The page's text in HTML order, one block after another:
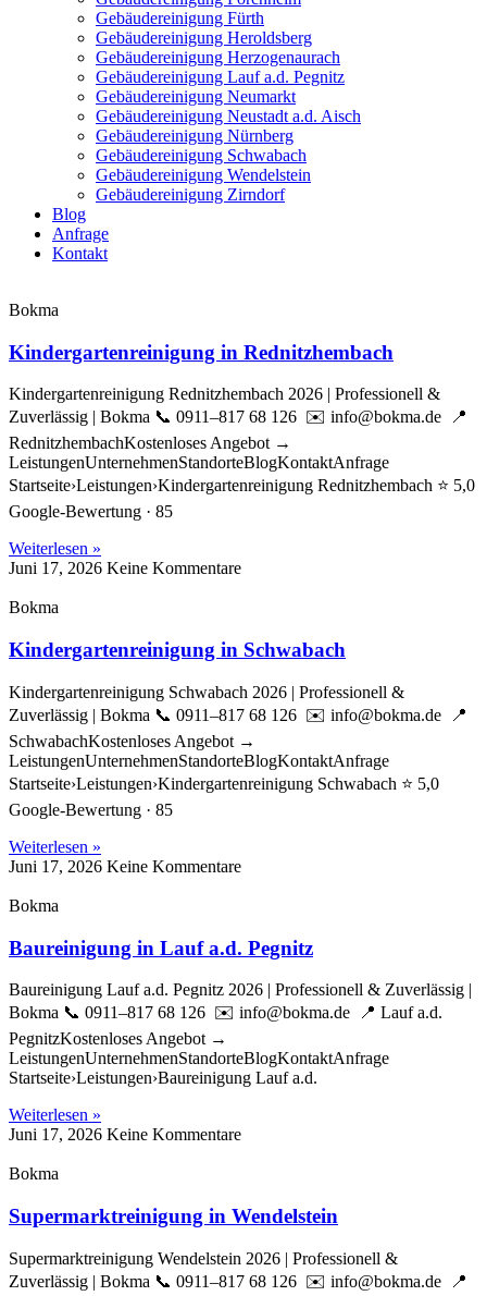
Gebäudereinigung Fürth
Gebäudereinigung Heroldsberg
Gebäudereinigung Herzogenaurach
Gebäudereinigung Lauf a.d. Pegnitz
Gebäudereinigung Neumarkt
Gebäudereinigung Neustadt a.d. Aisch
Gebäudereinigung Nürnberg
Gebäudereinigung Schwabach
Gebäudereinigung Wendelstein
Gebäudereinigung Zirndorf
Blog
Anfrage
Kontakt
Bokma
Kindergartenreinigung in Rednitzhembach
Kindergartenreinigung Rednitzhembach 2026 | Professionell &
Zuverlässig | Bokma 📞 0911–817 68 126 ✉️ info@bokma.de 📍
RednitzhembachKostenloses Angebot →
LeistungenUnternehmenStandorteBlogKontaktAnfrage
Startseite›Leistungen›Kindergartenreinigung Rednitzhembach ⭐ 5,0
Google-Bewertung · 85
Weiterlesen »
Juni 17, 2026 Keine Kommentare
Bokma
Kindergartenreinigung in Schwabach
Kindergartenreinigung Schwabach 2026 | Professionell &
Zuverlässig | Bokma 📞 0911–817 68 126 ✉️ info@bokma.de 📍
SchwabachKostenloses Angebot →
LeistungenUnternehmenStandorteBlogKontaktAnfrage
Startseite›Leistungen›Kindergartenreinigung Schwabach ⭐ 5,0
Google-Bewertung · 85
Weiterlesen »
Juni 17, 2026 Keine Kommentare
Bokma
Baureinigung in Lauf a.d. Pegnitz
Baureinigung Lauf a.d. Pegnitz 2026 | Professionell & Zuverlässig |
Bokma 📞 0911–817 68 126 ✉️ info@bokma.de 📍 Lauf a.d.
PegnitzKostenloses Angebot →
LeistungenUnternehmenStandorteBlogKontaktAnfrage
Startseite›Leistungen›Baureinigung Lauf a.d.
Weiterlesen »
Juni 17, 2026 Keine Kommentare
Bokma
Supermarktreinigung in Wendelstein
Supermarktreinigung Wendelstein 2026 | Professionell &
Zuverlässig | Bokma 📞 0911–817 68 126 ✉️ info@bokma.de 📍